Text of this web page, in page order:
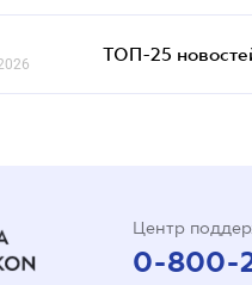
ТОП-25
Центр
0-800-